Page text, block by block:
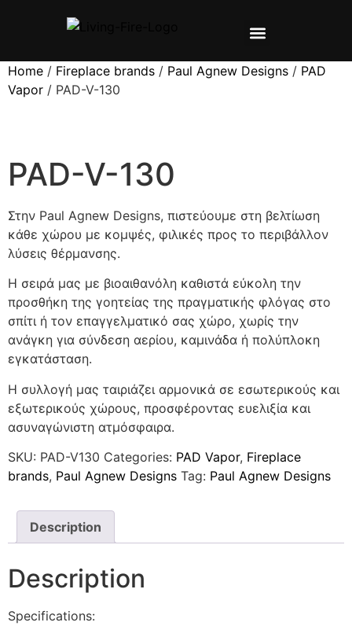
Home / Fireplace brands / Paul Agnew Designs / PAD
Vapor / PAD-V-130
PAD-V-130
Στην Paul Agnew Designs, πιστεύουμε στη βελτίωση
κάθε χώρου με κομψές, φιλικές προς το περιβάλλον
λύσεις θέρμανσης.
Η σειρά μας με βιοαιθανόλη καθιστά εύκολη την
προσθήκη της γοητείας της πραγματικής φλόγας στο
σπίτι ή τον επαγγελματικό σας χώρο, χωρίς την
ανάγκη για σύνδεση αερίου, καμινάδα ή πολύπλοκη
εγκατάσταση.
Η συλλογή μας ταιριάζει αρμονικά σε εσωτερικούς και
εξωτερικούς χώρους, προσφέροντας ευελιξία και
ασυναγώνιστη ατμόσφαιρα.
SKU: PAD-V130 Categories: PAD Vapor, Fireplace
brands, Paul Agnew Designs Tag: Paul Agnew Designs
Description
Description
Specifications: